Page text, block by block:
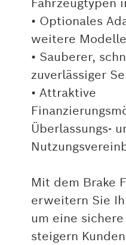
• Optionales
weitere
• Sauberer,
zuverlässiger
• Attraktive
Überlassungs-
Mit dem Brake
erweitern Sie
um eine
steigern